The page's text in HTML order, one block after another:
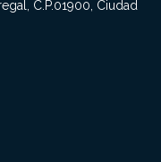
C.P.01900, Ciudad